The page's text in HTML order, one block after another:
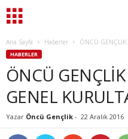
Ana Sayfa Haberler ÖNCÜ GENÇLİK
HABERLER
ÖNCÜ
GENEL
Yazar Öncü Gençlik - 22 Aralık 2016